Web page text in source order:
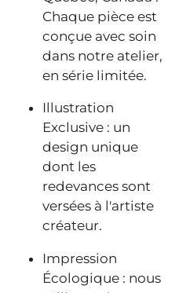
Chaque pièce est
conçue avec soin
dans notre atelier,
en série limitée.
Illustration
Exclusive : un
design unique
dont les
redevances sont
versées à l'artiste
créateur.
Impression
Écologique : nous